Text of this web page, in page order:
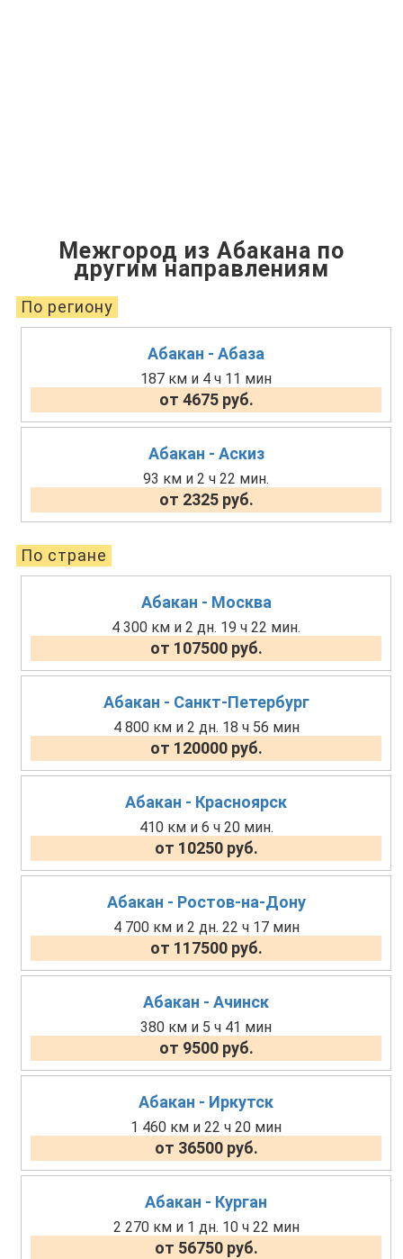
Межгород из Абакана по
другим направлениям
По региону
Абакан - Абаза
187 км и 4 ч 11 мин
от 4675 руб.
Абакан - Аскиз
93 км и 2 ч 22 мин.
от 2325 руб.
По стране
Абакан - Москва
4 300 км и 2 дн. 19 ч 22 мин.
от 107500 руб.
Абакан - Санкт-Петербург
4 800 км и 2 дн. 18 ч 56 мин
от 120000 руб.
Абакан - Красноярск
410 км и 6 ч 20 мин.
от 10250 руб.
Абакан - Ростов-на-Дону
4 700 км и 2 дн. 22 ч 17 мин
от 117500 руб.
Абакан - Ачинск
380 км и 5 ч 41 мин
от 9500 руб.
Абакан - Иркутск
1 460 км и 22 ч 20 мин
от 36500 руб.
Абакан - Курган
2 270 км и 1 дн. 10 ч 22 мин
от 56750 руб.